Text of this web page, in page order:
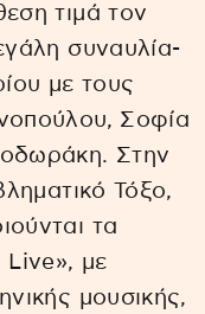
τιμά τον
συναυλία-
με τους
Σοφία
Στην
Τόξο,
τα
Live», με
μουσικής,